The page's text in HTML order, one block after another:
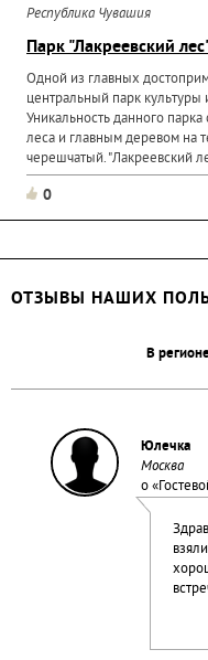
Республика Чувашия
Парк "Лакреевский
Одной из главных
центральный парк культуры
Уникальность данного
леса и главным деревом на
черешчатый. "Лакреевский
0
ОТЗЫВЫ НАШИХ
В
Юлечка
Москва
о «